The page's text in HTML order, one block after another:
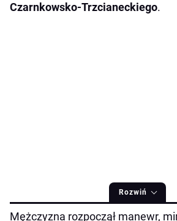
Czarnkowsko-Trzcianeckiego.
Rozwiń
Mężczyzna rozpoczął manewr,